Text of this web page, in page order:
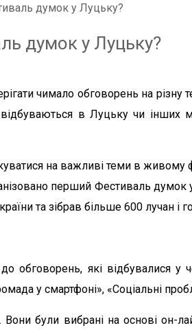
думок у Луцьку?
думок у Луцьку?
чимало обговорень на
відбуваються в Луцьку чи інших
на важливі теми в живому
перший Фестиваль думок
та зібрав більше 600 лучан і
обговорень, які відбувалися
у смартфоні», «Соціальні
Вони були вибрані на основі он-